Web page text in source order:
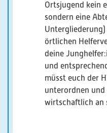
Ortsjugend kein
sondern eine
örtlichen
deine
und
müsst euch der
unterordnen
wirtschaftlich an